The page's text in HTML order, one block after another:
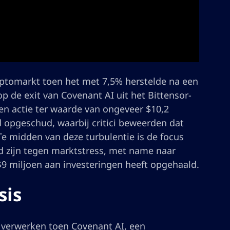
toen het met 7,5% herstelde na een
de exit van Covenant AI uit het Bittensor-
actie ter waarde van ongeveer $10,2
waarbij critici beweerden dat
midden van deze turbulentie is de focus
zijn tegen marktstress, met name naar
miljoen aan investeringen heeft opgehaald.
toen Covenant AI, een